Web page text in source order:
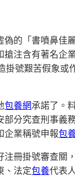
的「書噴鼻
注含有著名企
掛號艱苦假象或
包養網承諾了。
部分究查刑事義
企業稱號申報包
注冊掛號審查關
、法定包養代表